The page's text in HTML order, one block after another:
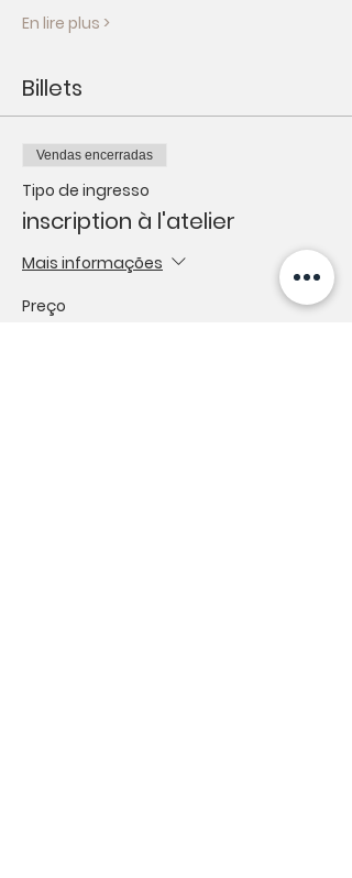
En lire plus >
Billets
Vendas encerradas
Tipo de ingresso
inscription à l'atelier
Mais informações
Preço